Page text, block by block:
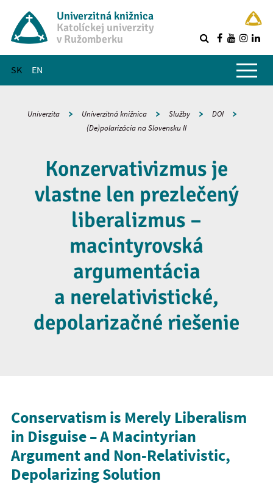
Univerzitná knižnica
Katolíckej univerzity
v Ružomberku
SK EN
Hlavné menu
Univerzita Univerzitná knižnica Služby
DOI
(De)polarizácia na Slovensku II
Konzervativizmus je
vlastne len prezlečený
liberalizmus –
macintyrovská
argumentácia
a nerelativistické,
depolarizačné riešenie
Conservatism is Merely Liberalism
in Disguise – A Macintyrian
Argument and Non-Relativistic,
Depolarizing Solution